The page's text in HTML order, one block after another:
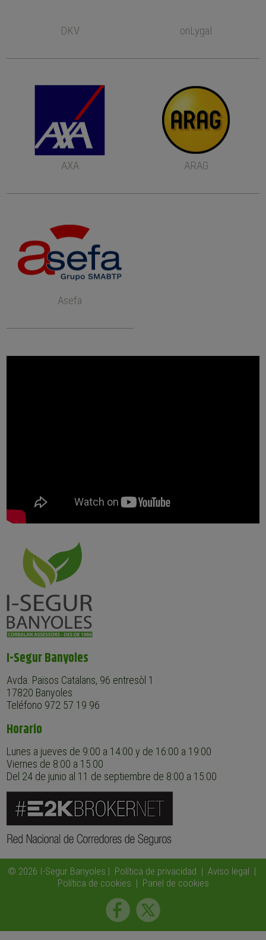
DKV onLygal
AXA ARAG
Asefa
I-Segur Banyoles
Avda. Països Catalans, 96 entresòl 1
17820 Banyoles
Teléfono 972 57 19 96
Horario
Lunes a jueves de 9:00 a 14:00 y de 16:00 a 19:00
Viernes de 8:00 a 15:00
Del 24 de junio al 11 de septiembre de 8:00 a 15:00
© 2026 I-Segur Banyoles | Política de privacidad | Aviso legal |
Política de cookies | Panel de cookies